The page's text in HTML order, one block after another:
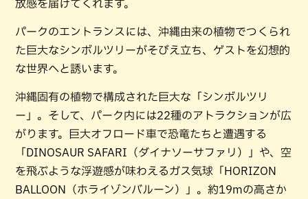
放感を届けてくれます。
パークのエントランスには、沖縄由来の植物でつくられ
た巨大なシンボルツリーがそびえ立ち、ゲストを幻想的
な世界へと誘います。
沖縄固有の植物で構成された巨大な「シンボルツリ
ー」。そして、パーク内には22種のアトラクションが広
がります。巨大オフロード車で恐竜たちと遭遇する
「DINOSAUR SAFARI（ダイナソーサファリ）」や、空
を飛ぶような浮遊感が味わえるガス気球「HORIZON
BALLOON（ホライゾンバルーン）」。約19mの高さか